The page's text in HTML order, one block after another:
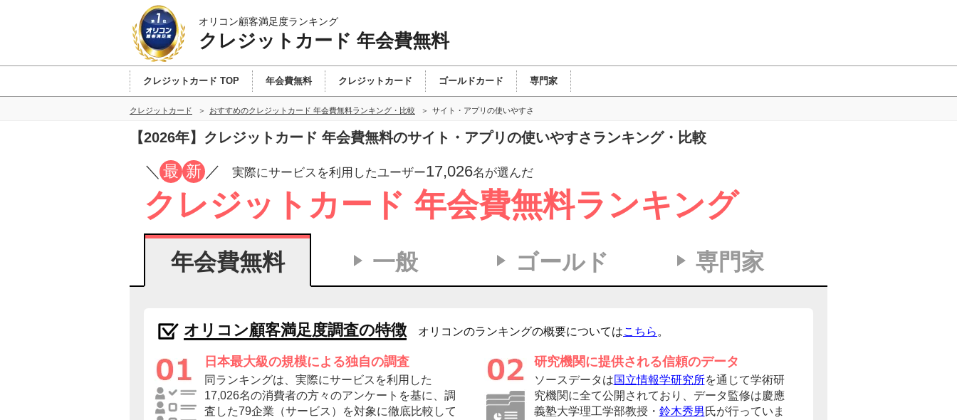
オリコン顧客満足度ランキング
クレジットカード 年会費無料
クレジットカード TOP 年会費無料 クレジットカード ゴールドカード 専門家
クレジットカード おすすめのクレジットカード 年会費無料ランキング・比較 サイト・アプリの使いやすさ
【2026年】クレジットカード 年会費無料のサイト・アプリの使いやすさランキング・比較
／ 最 新 ／ 実際にサービスを利用したユーザー17,026名が選んだ
クレジットカード 年会費無料ランキング
年会費無料 一般 ゴールド 専門家
オリコン顧客満足度調査の特徴 オリコンのランキングの概要についてはこちら 。
日本最大級の規模による独自の調査
同ランキングは、実際にサービスを利用した
17,026名の消費者の方々のアンケートを基に、調
査した79企業（サービス）を対象に徹底比較して
研究機関に提供される信頼のデータ
ソースデータは国立情報学研究所を通じて学術研
究機関に全て公開されており、データ監修は慶應
義塾大学理工学部教授・ 鈴木秀男 氏が行っていま